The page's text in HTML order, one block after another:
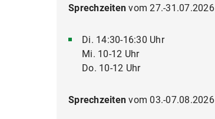
Sprechzeitenvom 27.-31.07.2026
Di. 14:30-16:30 Uhr
Mi. 10-12 Uhr
Do. 10-12 Uhr
Sprechzeitenvom 03.-07.08.2026